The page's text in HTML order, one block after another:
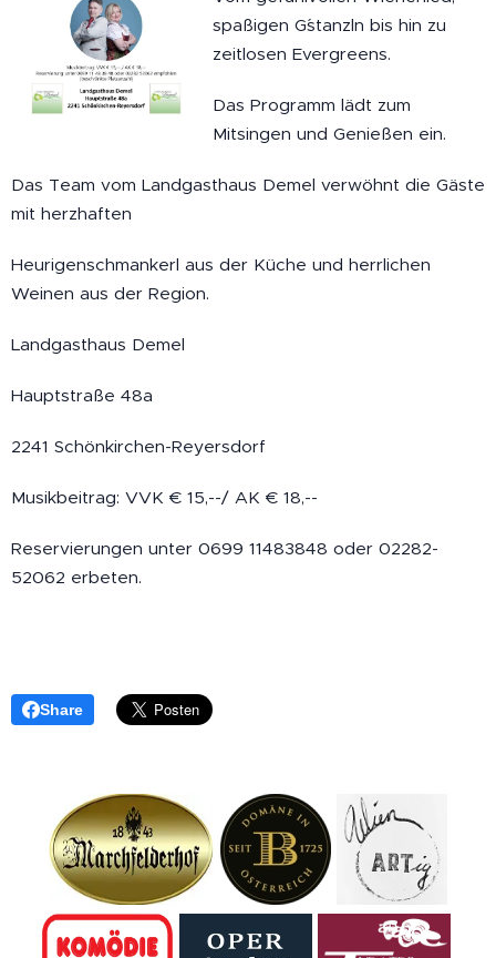
spaßigen G´stanzln bis hin zu
zeitlosen Evergreens.
Das Programm lädt zum
Mitsingen und Genießen ein.
Das Team vom Landgasthaus Demel verwöhnt die Gäste
mit herzhaften
Heurigenschmankerl aus der Küche und herrlichen
Weinen aus der Region.
Landgasthaus Demel
Hauptstraße 48a
2241 Schönkirchen-Reyersdorf
Musikbeitrag: VVK € 15,--/ AK € 18,--
Reservierungen unter 0699 11483848 oder 02282-
52062 erbeten.
Share